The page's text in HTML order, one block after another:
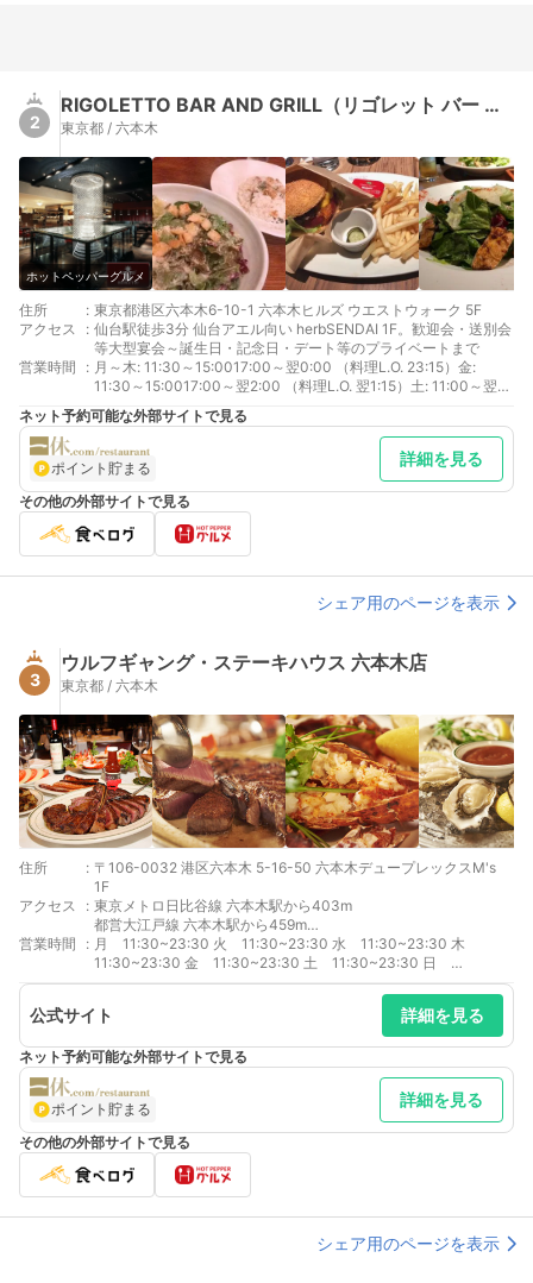
2
RIGOLETTO BAR AND GRILL（リゴレット バー アンド グリル）
東京都 / 六本木
ホットペッパーグルメ
住所 : 東京都港区六本木6-10-1 六本木ヒルズ ウエストウォーク 5F
アクセス
: 仙台駅徒歩3分 仙台アエル向い herbSENDAI 1F。歓迎会・送別会
等大型宴会～誕生日・記念日・デート等のプライベートまで
営業時間
: 月～木: 11:30～15:0017:00～翌0:00 （料理L.O. 23:15）金:
11:30～15:0017:00～翌2:00 （料理L.O. 翌1:15）土: 11:00～翌
2:00日: 11:00～22:00
ネット予約可能な外部サイトで見る
ポイント貯まる 詳細を見る
その他の外部サイトで見る
シェア用のページを表示
3
ウルフギャング・ステーキハウス 六本木店
東京都 / 六本木
住所 : 〒106-0032 港区六本木 5-16-50 六本木デュープレックスM's
1F
アクセス
: 東京メトロ日比谷線 六本木駅から403m
都営大江戸線 六本木駅から459m
東京メトロ南北線 六本木一丁目駅から576m
営業時間 : 月 11:30~23:30 火 11:30~23:30 水 11:30~23:30 木
11:30~23:30 金 11:30~23:30 土 11:30~23:30 日
11:30~23:30 11：30～23：30（22：30 L.O.）日曜営業
公式サイト 詳細を見る
ネット予約可能な外部サイトで見る
ポイント貯まる 詳細を見る
その他の外部サイトで見る
シェア用のページを表示